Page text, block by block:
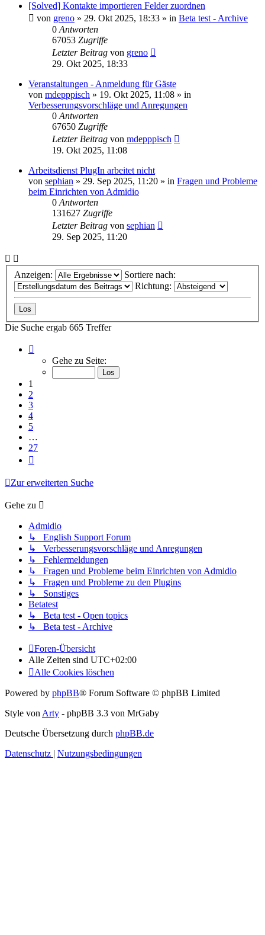
[Solved] Kontakte importieren Felder zuordnen
von greno » 29. Okt 2025, 18:33 » in Beta test - Archive
0 Antworten
67053 Zugriffe
Letzter Beitrag von greno
29. Okt 2025, 18:33
Veranstaltungen - Anmeldung für Gäste
von mdepppisch » 19. Okt 2025, 11:08 » in
Verbesserungsvorschläge und Anregungen
0 Antworten
67650 Zugriffe
Letzter Beitrag von mdepppisch
19. Okt 2025, 11:08
Arbeitsdienst PlugIn arbeitet nicht
von sephian » 29. Sep 2025, 11:20 » in Fragen und Probleme
beim Einrichten von Admidio
0 Antworten
131627 Zugriffe
Letzter Beitrag von sephian
29. Sep 2025, 11:20
Anzeigen:
Sortiere nach:
Richtung:
Die Suche ergab 665 Treffer
von
Gehe zu Seite:
1
2
3
4
5
…
27
Zur erweiterten Suche
Gehe zu
Admidio
↳ English Support Forum
↳ Verbesserungsvorschläge und Anregungen
↳ Fehlermeldungen
↳ Fragen und Probleme beim Einrichten von Admidio
↳ Fragen und Probleme zu den Plugins
↳ Sonstiges
Betatest
↳ Beta test - Open topics
↳ Beta test - Archive
Foren-Übersicht
Alle Zeiten sind UTC+02:00
Alle Cookies löschen
Powered by phpBB® Forum Software © phpBB Limited
Style von Arty - phpBB 3.3 von MrGaby
Deutsche Übersetzung durch phpBB.de
Datenschutz | Nutzungsbedingungen